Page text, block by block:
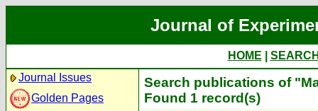
Journal of
HOME
Journal Issues
Golden Pages
Search publications of
Found 1 record(s)